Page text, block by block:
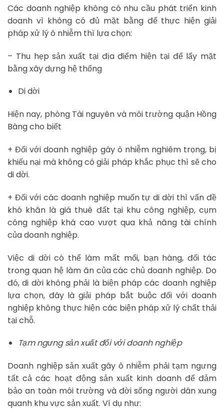
Các doanh nghiệp không có nhu cầu phát triển kinh
doanh vì không có đủ mặt bằng để thực hiện giải
pháp xử lý ô nhiễm thì lựa chọn:
– Thu hẹp sản xuất tại địa điểm hiện tại để lấy mặt
bằng xây dựng hệ thống
Di dời
Hiện nay, phòng Tài nguyên và môi trường quận Hồng
Bàng cho biết
+ Đối với doanh nghiệp gây ô nhiễm nghiêm trọng, bị
khiếu nại mà không có giải pháp khắc phục thì sẽ cho
di dời.
+ Đối với các doanh nghiệp muốn tự di dời thì vấn đề
khó khăn là giá thuê đất tại khu công nghiệp, cụm
công nghiệp khá cao vượt qua khả năng tài chính
của doanh nghiệp.
Việc di dời có thể làm mất mối, bạn hàng, đối tác
trong quan hệ làm ăn của các chủ doanh nghiệp. Do
đó, di dời không phải là biện pháp các doanh nghiệp
lựa chọn, đây là giải pháp bắt buộc đối với doanh
nghiệp không thực hiện các biện pháp xử lý chất thải
tại chỗ.
Tạm ngưng sản xuất đối với doanh nghiệp
Doanh nghiệp sản xuất gây ô nhiễm phải tạm ngưng
tất cả các hoạt động sản xuất kinh doanh để đảm
bảo an toàn môi trường và đời sống người dân xung
quanh khu vực sản xuất. Ví dụ như: